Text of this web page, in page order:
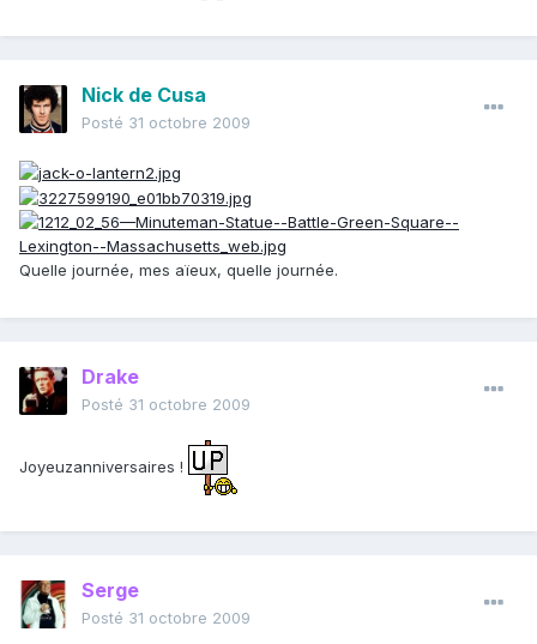
Nick de Cusa
Posté 31 octobre 2009
Quelle journée, mes aïeux, quelle journée.
Drake
Posté 31 octobre 2009
Joyeuzanniversaires !
Serge
Posté 31 octobre 2009